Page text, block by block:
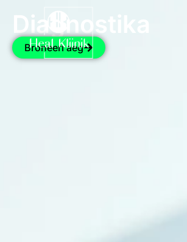
Diagnostika
Broneeri aeg